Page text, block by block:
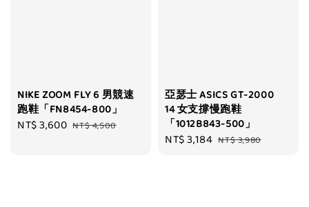
NIKE ZOOM FLY 6 男競速
跑鞋「FN8454-800」
Sale
NT$ 3,600 Regular
NT$ 4,500
亞瑟士 ASICS GT-2000
14 女支撐慢跑鞋
「1012B843-500」
Sale
NT$ 3,184 Regular
NT$ 3,980